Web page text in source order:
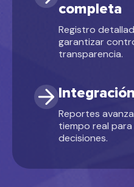
completa
Registro
garantizar
transparencia.
Reportes
tiempo real
decisiones.